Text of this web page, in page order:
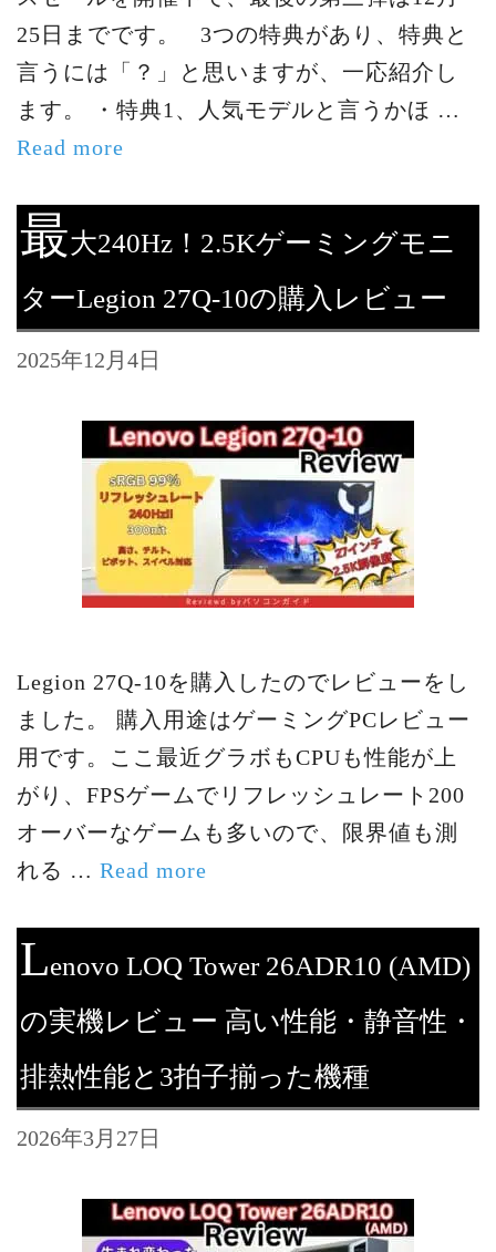
25日までです。 3つの特典があり、特典と
言うには「？」と思いますが、一応紹介し
ます。 ・特典1、人気モデルと言うかほ …
Read more
最大240Hz！2.5Kゲーミングモニ
ターLegion 27Q-10の購入レビュー
2025年12月4日
Legion 27Q-10を購入したのでレビューをし
ました。 購入用途はゲーミングPCレビュー
用です。ここ最近グラボもCPUも性能が上
がり、FPSゲームでリフレッシュレート200
オーバーなゲームも多いので、限界値も測
れる … Read more
Lenovo LOQ Tower 26ADR10 (AMD)
の実機レビュー 高い性能・静音性・
排熱性能と3拍子揃った機種
2026年3月27日